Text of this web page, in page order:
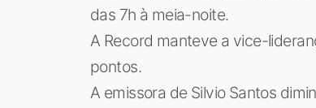
das 7h à meia-noite.
A Record manteve a vice-
pontos.
A emissora de Silvio Santos